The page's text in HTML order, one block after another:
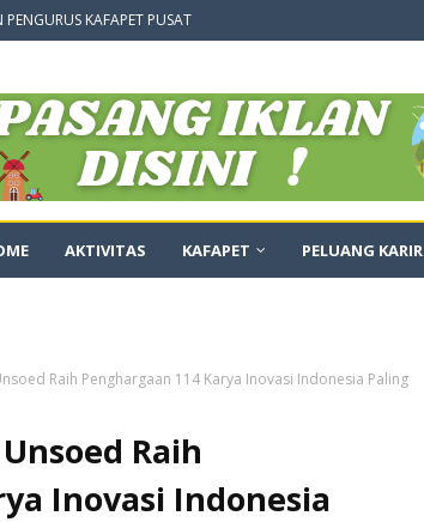
PENGURUS KAFAPET PUSAT
AKTIVITAS KAFAPET PELUANG KARIR
Raih Penghargaan 114 Karya Inovasi Indonesia Paling
Raih
Inovasi Indonesia